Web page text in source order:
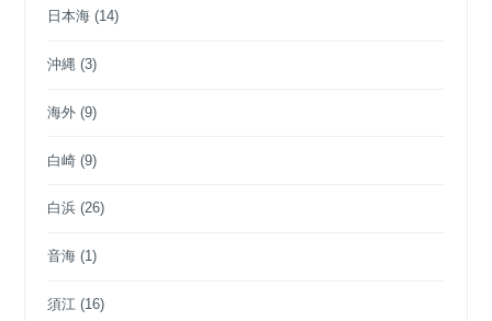
日本海 (14)
沖縄 (3)
海外 (9)
白崎 (9)
白浜 (26)
音海 (1)
須江 (16)